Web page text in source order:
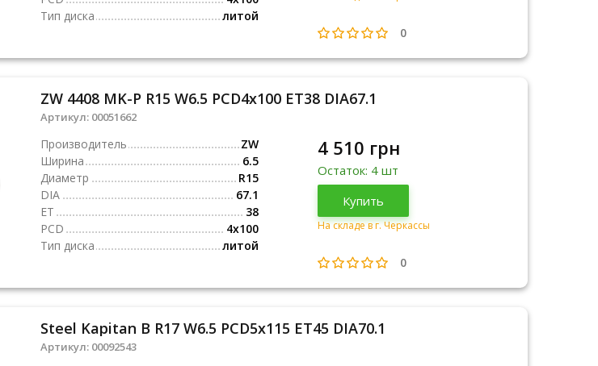
Тип диска
литой
0
ZW 4408 MK-P R15 W6.5 PCD4x100 ET38 DIA67.1
Артикул: 00051662
Производитель
ZW
Ширина
6.5
Диаметр
R15
DIA
67.1
ET
38
PCD
4x100
Тип диска
литой
4 510 грн
Остаток: 4 шт
Купить
На складе в г. Черкассы
0
Steel Kapitan B R17 W6.5 PCD5x115 ET45 DIA70.1
Артикул: 00092543